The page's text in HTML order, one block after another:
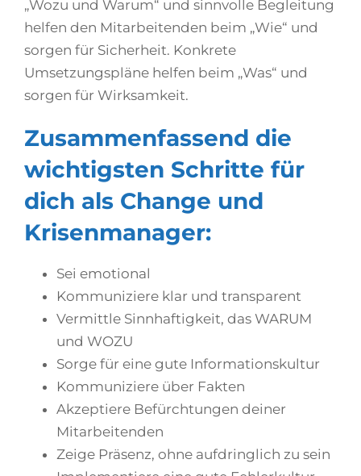
„Wozu und Warum“ und sinnvolle Begleitung
helfen den Mitarbeitenden beim „Wie“ und
sorgen für Sicherheit. Konkrete
Umsetzungspläne helfen beim „Was“ und
sorgen für Wirksamkeit.
Zusammenfassend die
wichtigsten Schritte für
dich als Change und
Krisenmanager:
Sei emotional
Kommuniziere klar und transparent
Vermittle Sinnhaftigkeit, das WARUM
und WOZU
Sorge für eine gute Informationskultur
Kommuniziere über Fakten
Akzeptiere Befürchtungen deiner
Mitarbeitenden
Zeige Präsenz, ohne aufdringlich zu sein